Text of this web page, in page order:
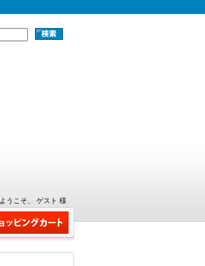
ようこそ、 ゲスト 様